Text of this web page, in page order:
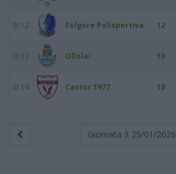
12 Folgore Polisportiva 12
13 Ollolai 10
14 Castor 1977 10
Giornata 3 25/01/2026